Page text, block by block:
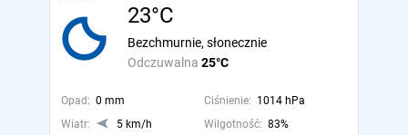
23°C
Odczuwalna 25°C
Bezchmurnie, słonecznie
Opad: 0 mm Ciśnienie: 1014 hPa
Wiatr:
5 km/h Wilgotność: 83%